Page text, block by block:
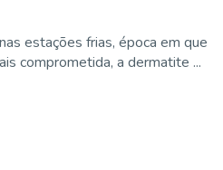
estações frias, época em que
comprometida, a dermatite ...